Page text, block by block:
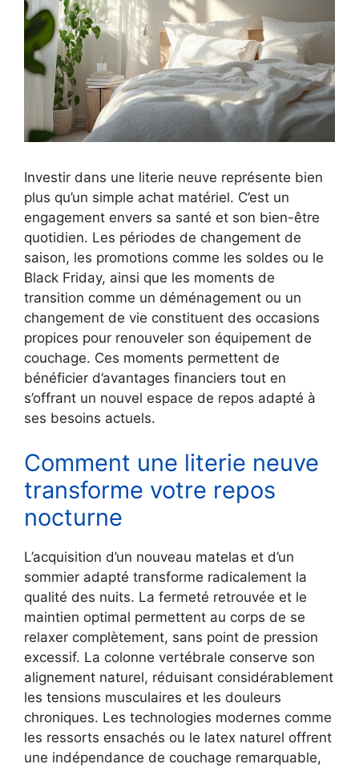
Investir dans une literie neuve représente bien
plus qu’un simple achat matériel. C’est un
engagement envers sa santé et son bien-être
quotidien. Les périodes de changement de
saison, les promotions comme les soldes ou le
Black Friday, ainsi que les moments de
transition comme un déménagement ou un
changement de vie constituent des occasions
propices pour renouveler son équipement de
couchage. Ces moments permettent de
bénéficier d’avantages financiers tout en
s’offrant un nouvel espace de repos adapté à
ses besoins actuels.
Comment une literie neuve
transforme votre repos
nocturne
L’acquisition d’un nouveau matelas et d’un
sommier adapté transforme radicalement la
qualité des nuits. La fermeté retrouvée et le
maintien optimal permettent au corps de se
relaxer complètement, sans point de pression
excessif. La colonne vertébrale conserve son
alignement naturel, réduisant considérablement
les tensions musculaires et les douleurs
chroniques. Les technologies modernes comme
les ressorts ensachés ou le latex naturel offrent
une indépendance de couchage remarquable,